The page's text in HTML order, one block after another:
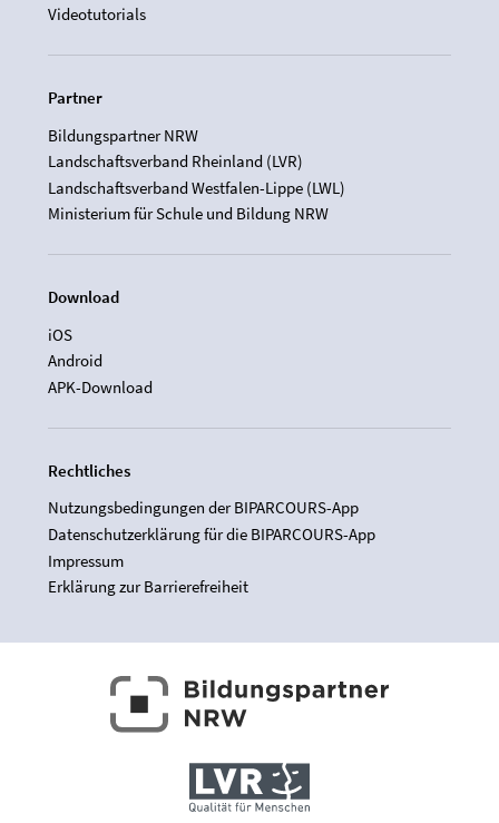
Videotutorials
Partner
Bildungspartner NRW
Landschaftsverband Rheinland (LVR)
Landschaftsverband Westfalen-Lippe (LWL)
Ministerium für Schule und Bildung NRW
Download
iOS
Android
APK-Download
Rechtliches
Nutzungsbedingungen der BIPARCOURS-App
Datenschutzerklärung für die BIPARCOURS-App
Impressum
Erklärung zur Barrierefreiheit